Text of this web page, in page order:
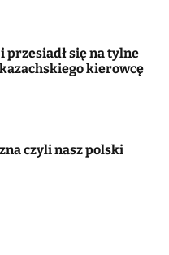
przesiadł się na tylne
kierowcę
czyli nasz polski